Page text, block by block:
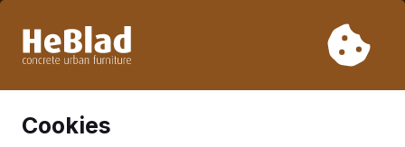
week 33. Houdt u daarom rekening met langere levertijden.
Cookies
Al meer dan 30.000 producten verkocht